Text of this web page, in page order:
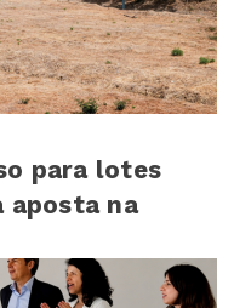
para lotes
aposta na